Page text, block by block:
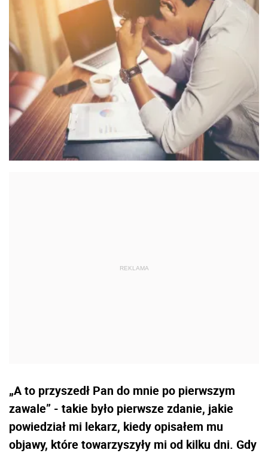
„A to przyszedł Pan do mnie po pierwszym
zawale” - takie było pierwsze zdanie, jakie
powiedział mi lekarz, kiedy opisałem mu
objawy, które towarzyszyły mi od kilku dni. Gdy